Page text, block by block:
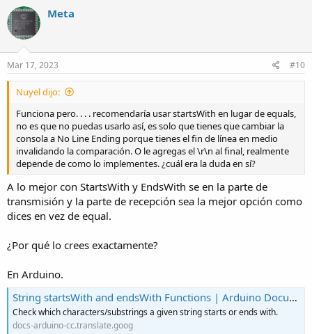
Meta
Mar 17, 2023 #10
Nuyel dijo:
Funciona pero. . . . recomendaría usar startsWith en lugar de equals,
no es que no puedas usarlo así, es solo que tienes que cambiar la
consola a No Line Ending porque tienes el fin de línea en medio
invalidando la comparación. O le agregas el \r\n al final, realmente
depende de como lo implementes. ¿cuál era la duda en sí?
A lo mejor con StartsWith y EndsWith se en la parte de
transmisión y la parte de recepción sea la mejor opción como
dices en vez de equal.
¿Por qué lo crees exactamente?
En Arduino.
String startsWith and endsWith Functions | Arduino Documentation | Arduino Documentation
Check which characters/substrings a given string starts or ends with.
docs-arduino-cc.translate.goog